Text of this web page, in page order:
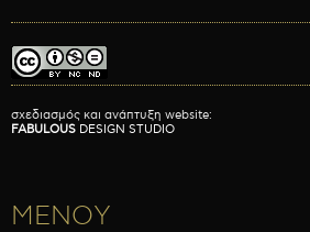
σχεδιασμός και ανάπτυξη website:
FABULOUS DESIGN STUDIO
ΜΕΝΟΥ